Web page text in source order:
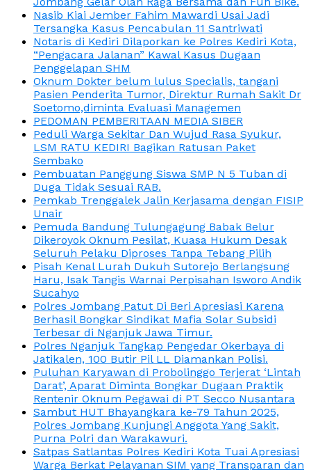
Nasib Kiai Jember Fahim Mawardi Usai Jadi
Tersangka Kasus Pencabulan 11 Santriwati
Notaris di Kediri Dilaporkan ke Polres Kediri Kota,
“Pengacara Jalanan” Kawal Kasus Dugaan
Penggelapan SHM
Oknum Dokter belum lulus Specialis, tangani
Pasien Penderita Tumor, Direktur Rumah Sakit Dr
Soetomo,diminta Evaluasi Managemen
PEDOMAN PEMBERITAAN MEDIA SIBER
Peduli Warga Sekitar Dan Wujud Rasa Syukur,
LSM RATU KEDIRI Bagikan Ratusan Paket
Sembako
Pembuatan Panggung Siswa SMP N 5 Tuban di
Duga Tidak Sesuai RAB.
Pemkab Trenggalek Jalin Kerjasama dengan FISIP
Unair
Pemuda Bandung Tulungagung Babak Belur
Dikeroyok Oknum Pesilat, Kuasa Hukum Desak
Seluruh Pelaku Diproses Tanpa Tebang Pilih
Pisah Kenal Lurah Dukuh Sutorejo Berlangsung
Haru, Isak Tangis Warnai Perpisahan Isworo Andik
Sucahyo
Polres Jombang Patut Di Beri Apresiasi Karena
Berhasil Bongkar Sindikat Mafia Solar Subsidi
Terbesar di Nganjuk Jawa Timur.
Polres Nganjuk Tangkap Pengedar Okerbaya di
Jatikalen, 100 Butir Pil LL Diamankan Polisi.
Puluhan Karyawan di Probolinggo Terjerat ‘Lintah
Darat’, Aparat Diminta Bongkar Dugaan Praktik
Rentenir Oknum Pegawai di PT Secco Nusantara
Sambut HUT Bhayangkara ke-79 Tahun 2025,
Polres Jombang Kunjungi Anggota Yang Sakit,
Purna Polri dan Warakawuri.
Satpas Satlantas Polres Kediri Kota Tuai Apresiasi
Warga Berkat Pelayanan SIM yang Transparan dan